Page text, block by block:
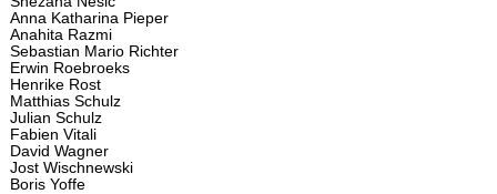
Anna Katharina Pieper
Anahita Razmi
Sebastian Mario Richter
Erwin Roebroeks
Henrike Rost
Matthias Schulz
Julian Schulz
Fabien Vitali
David Wagner
Jost Wischnewski
Boris Yoffe